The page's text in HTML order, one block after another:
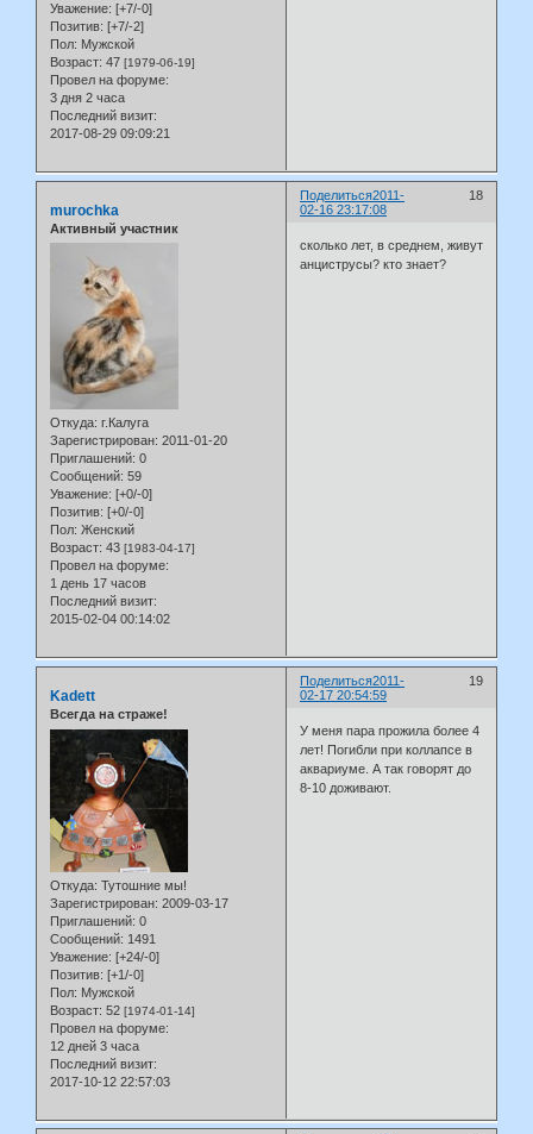
Уважение: [+7/-0]
Позитив: [+7/-2]
Пол: Мужской
Возраст: 47 [1979-06-19]
Провел на форуме:
3 дня 2 часа
Последний визит:
2017-08-29 09:09:21
Поделиться 18
2011-
02-16 23:17:08
murochka
Активный участник
Откуда: г.Калуга
Зарегистрирован: 2011-01-20
Приглашений: 0
Сообщений: 59
Уважение: [+0/-0]
Позитив: [+0/-0]
Пол: Женский
Возраст: 43 [1983-04-17]
Провел на форуме:
1 день 17 часов
Последний визит:
2015-02-04 00:14:02
сколько лет, в среднем, живут
анциструсы? кто знает?
Поделиться 19
2011-
02-17 20:54:59
Kadett
Всегда на страже!
Откуда: Тутошние мы!
Зарегистрирован: 2009-03-17
Приглашений: 0
Сообщений: 1491
Уважение: [+24/-0]
Позитив: [+1/-0]
Пол: Мужской
Возраст: 52 [1974-01-14]
Провел на форуме:
12 дней 3 часа
Последний визит:
2017-10-12 22:57:03
У меня пара прожила более 4
лет! Погибли при коллапсе в
аквариуме. А так говорят до
8-10 доживают.